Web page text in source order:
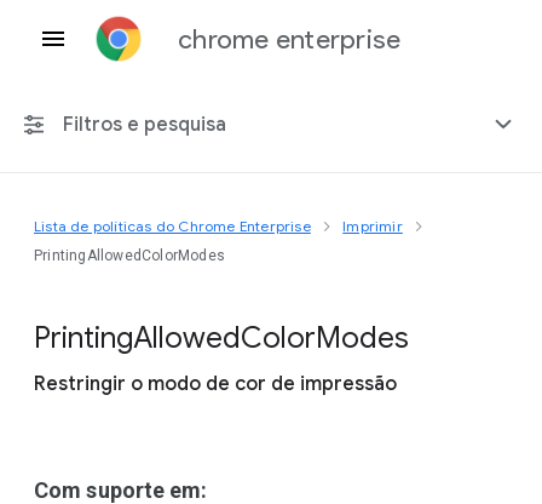
chrome enterprise
Filtros e pesquisa
Qualquer plataforma
Lista de políticas do Chrome Enterprise Imprimir
PrintingAllowedColorModes
PrintingAllowedColorModes
Restringir o modo de cor de impressão
Com suporte em: